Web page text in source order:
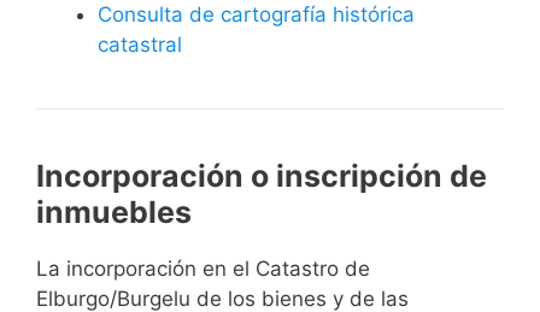
Consulta de cartografía histórica
catastral
Incorporación o inscripción de
inmuebles
La incorporación en el Catastro de
Elburgo/Burgelu de los bienes y de las